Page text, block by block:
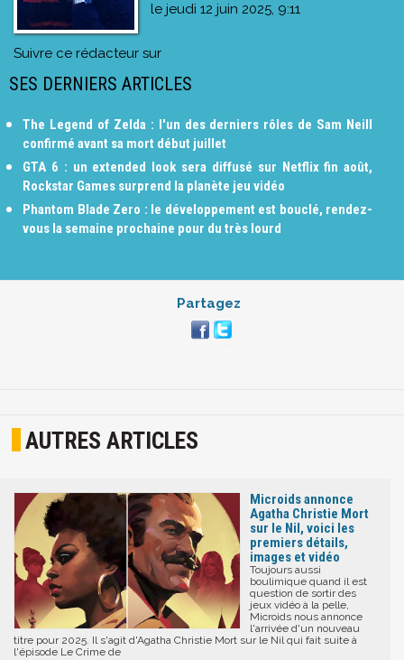
le jeudi 12 juin 2025, 9:11
Suivre ce rédacteur sur
SES DERNIERS ARTICLES
The Legend of Zelda : l'un des derniers rôles de Sam Neill
confirmé avant sa mort début juillet
GTA 6 : un extended look sera diffusé sur Netflix fin août,
Rockstar Games surprend la planète jeu vidéo
Phantom Blade Zero : le développement est bouclé, rendez-
vous la semaine prochaine pour du très lourd
Partagez
AUTRES ARTICLES
Microids annonce
Agatha Christie Mort
sur le Nil, voici les
premiers détails,
images et vidéo
Toujours aussi
boulimique quand il est
question de sortir des
jeux vidéo à la pelle,
Microids nous annonce
l'arrivée d'un nouveau
titre pour 2025. Il s'agit d'Agatha Christie Mort sur le Nil qui fait suite à
l'épisode Le Crime de